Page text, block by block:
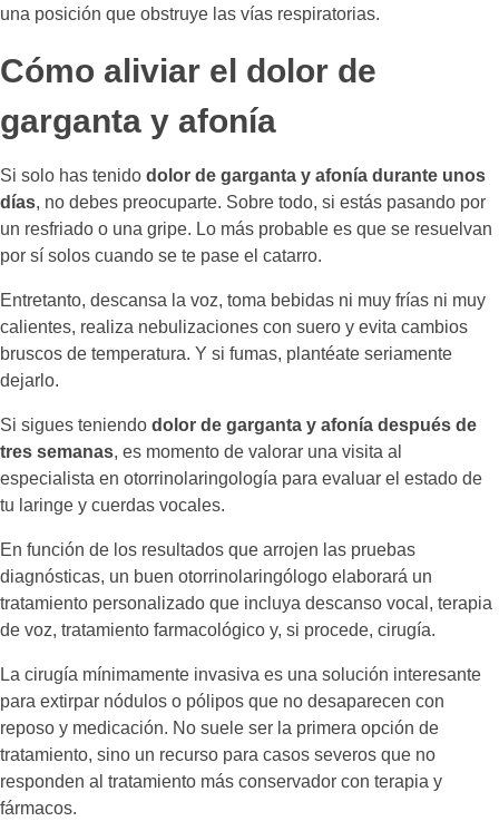
una posición que obstruye las vías respiratorias.
Cómo aliviar el dolor de
garganta y afonía
Si solo has tenido dolor de garganta y afonía durante unos
días, no debes preocuparte. Sobre todo, si estás pasando por
un resfriado o una gripe. Lo más probable es que se resuelvan
por sí solos cuando se te pase el catarro.
Entretanto, descansa la voz, toma bebidas ni muy frías ni muy
calientes, realiza nebulizaciones con suero y evita cambios
bruscos de temperatura. Y si fumas, plantéate seriamente
dejarlo.
Si sigues teniendo dolor de garganta y afonía después de
tres semanas, es momento de valorar una visita al
especialista en otorrinolaringología para evaluar el estado de
tu laringe y cuerdas vocales.
En función de los resultados que arrojen las pruebas
diagnósticas, un buen otorrinolaringólogo elaborará un
tratamiento personalizado que incluya descanso vocal, terapia
de voz, tratamiento farmacológico y, si procede, cirugía.
La cirugía mínimamente invasiva es una solución interesante
para extirpar nódulos o pólipos que no desaparecen con
reposo y medicación. No suele ser la primera opción de
tratamiento, sino un recurso para casos severos que no
responden al tratamiento más conservador con terapia y
fármacos.